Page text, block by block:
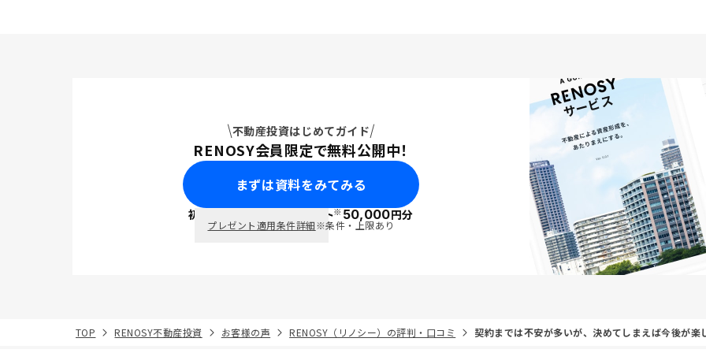
不動産投資はじめてガイド
RENOSY会員限定で無料公開中！
まずは資料をみてみる
初回面談で ポイント※50,000円分
プレゼント適用条件詳細※条件・上限あり
TOP RENOSY不動産投資 お客様の声 RENOSY（リノシー）の評判・口コミ 契約までは不安が多いが、決めてしまえば今後が楽